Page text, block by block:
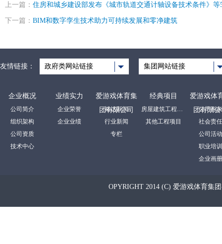
上一篇： 住房和城乡建设部发布《城市轨道交通计轴设备技术条件》等
下一篇： BIM和数字孪生技术助力可持续发展和零净建筑
友情链接： 政府类网站链接 集团网站链接
企业概况
公司简介
组织架构
公司资质
技术中心
业绩实力
企业荣誉
企业业绩
爱游戏体育集
团有限公司
裕达新闻
行业新闻
专栏
经典项目
房屋建筑工程项目
其他工程项目
爱游戏体
团有限
公司形象
社会责任
公司活动
职业培训
企业画册
OPYRIGHT 2014 (C) 爱游戏体育集